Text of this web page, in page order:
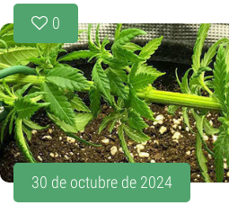
0
30 de octubre de 2024